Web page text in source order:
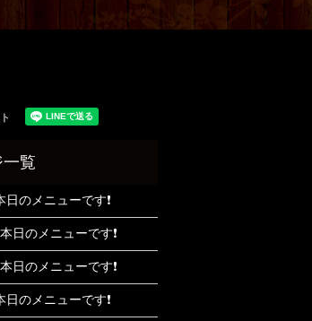
日のメニューです❗
日のメニューです❗
日のメニューです❗
日のメニューです❗